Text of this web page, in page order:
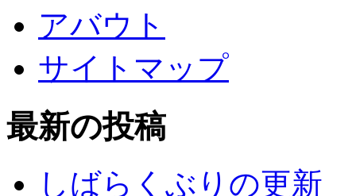
アバウト
サイトマップ
最新の投稿
しばらくぶりの更新